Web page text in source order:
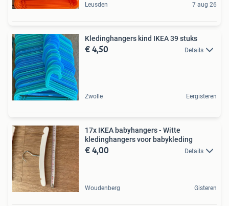
Leusden 7 aug 26
Kledinghangers kind IKEA 39 stuks
€ 4,50 Details
Zwolle Eergisteren
17x IKEA babyhangers - Witte
kledinghangers voor babykleding
€ 4,00 Details
Woudenberg Gisteren